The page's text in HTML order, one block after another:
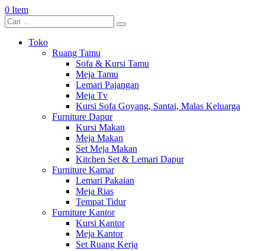
0 Item
Toko
Ruang Tamu
Sofa & Kursi Tamu
Meja Tamu
Lemari Pajangan
Meja Tv
Kursi Sofa Goyang, Santai, Malas Keluarga
Furniture Dapur
Kursi Makan
Meja Makan
Set Meja Makan
Kitchen Set & Lemari Dapur
Furniture Kamar
Lemari Pakaian
Meja Rias
Tempat Tidur
Furniture Kantor
Kursi Kantor
Meja Kantor
Set Ruang Kerja